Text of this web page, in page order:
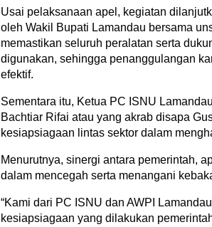
Usai pelaksanaan apel, kegiatan
oleh Wakil Bupati Lamandau bersama
memastikan seluruh peralatan serta
digunakan, sehingga penanggulangan
efektif.
Sementara itu, Ketua PC ISNU
Bachtiar Rifai atau yang akrab disapa
kesiapsiagaan lintas sektor dalam
Menurutnya, sinergi antara pemerintah,
dalam mencegah serta menangani
“Kami dari PC ISNU dan AWPI
kesiapsiagaan yang dilakukan